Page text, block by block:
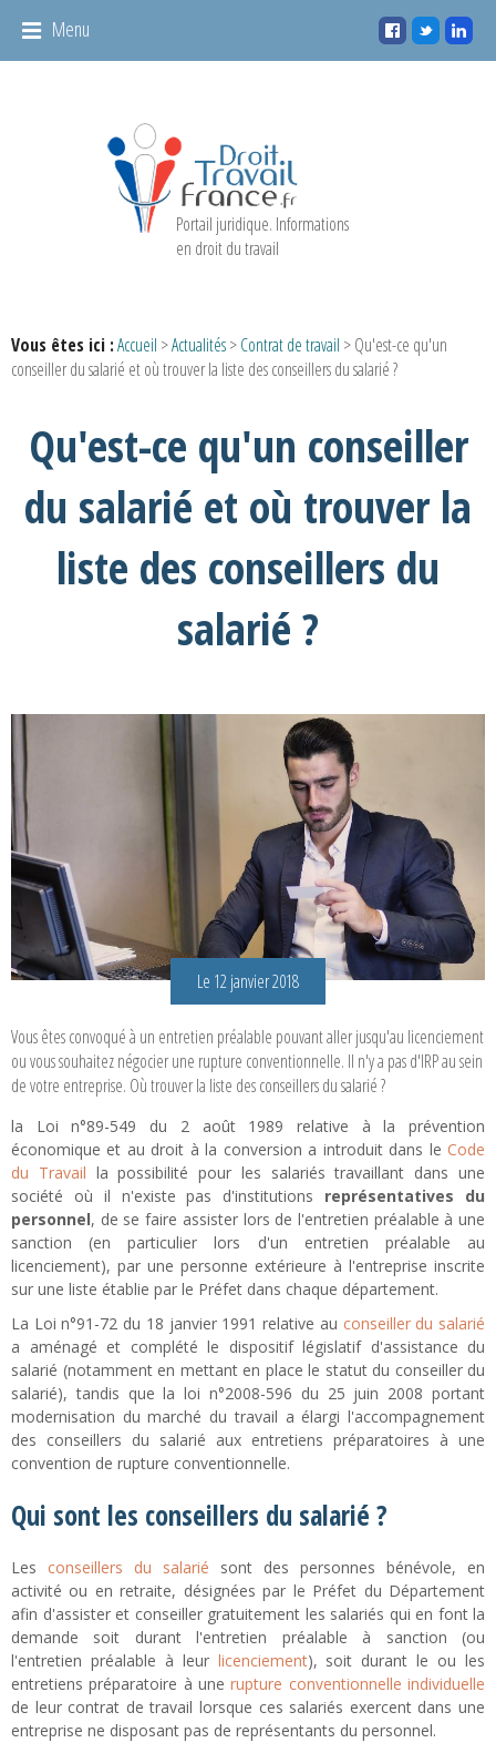
Menu
Portail juridique. Informations
en droit du travail
Vous êtes ici :Accueil >Actualités>Contrat de travail > Qu'est-ce qu'un
conseiller du salarié et où trouver la liste des conseillers du salarié ?
Qu'est-ce qu'un conseiller
du salarié et où trouver la
liste des conseillers du
salarié ?
Le 12 janvier 2018
Vous êtes convoqué à un entretien préalable pouvant aller jusqu'au licenciement
ou vous souhaitez négocier une rupture conventionnelle. Il n'y a pas d'IRP au sein
de votre entreprise. Où trouver la liste des conseillers du salarié ?
la Loi n°89-549 du 2 août 1989 relative à la prévention
économique et au droit à la conversion a introduit dans le Code
du Travail la possibilité pour les salariés travaillant dans une
société où il n'existe pas d'institutions représentatives du
personnel, de se faire assister lors de l'entretien préalable à une
sanction (en particulier lors d'un entretien préalable au
licenciement), par une personne extérieure à l'entreprise inscrite
sur une liste établie par le Préfet dans chaque département.
La Loi n°91-72 du 18 janvier 1991 relative au conseiller du salarié
a aménagé et complété le dispositif législatif d'assistance du
salarié (notamment en mettant en place le statut du conseiller du
salarié), tandis que la loi n°2008-596 du 25 juin 2008 portant
modernisation du marché du travail a élargi l'accompagnement
des conseillers du salarié aux entretiens préparatoires à une
convention de rupture conventionnelle.
Qui sont les conseillers du salarié ?
Les conseillers du salarié sont des personnes bénévole, en
activité ou en retraite, désignées par le Préfet du Département
afin d'assister et conseiller gratuitement les salariés qui en font la
demande soit durant l'entretien préalable à sanction (ou
l'entretien préalable à leur licenciement), soit durant le ou les
entretiens préparatoire à unerupture conventionnelle individuelle
de leur contrat de travail lorsque ces salariés exercent dans une
entreprise ne disposant pas de représentants du personnel.